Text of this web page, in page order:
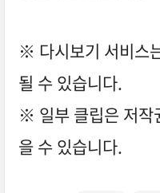
※ 다시보기 서비스
될 수 있습니다.
※ 일부 클립은 저작
을 수 있습니다.